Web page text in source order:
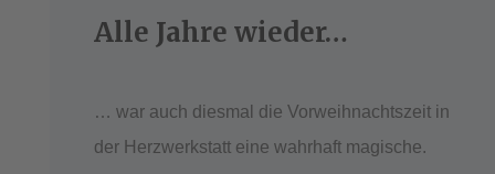
Alle Jahre wieder…
… war auch diesmal die Vorweihnachtszeit in
der Herzwerkstatt eine wahrhaft magische.